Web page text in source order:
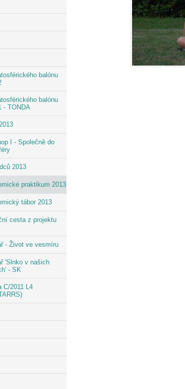
balónu
balónu
- TONDA
I - Společně do
2013
praktikum 2013
tábor 2013
cesta z projektu
- Život ve vesmíru
'Slnko v našich
- SK
C/2011 L4